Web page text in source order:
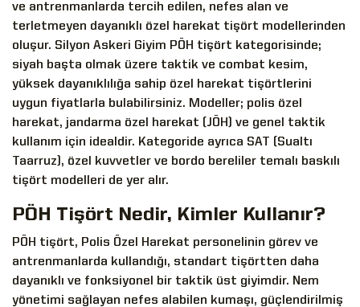
ve antrenmanlarda tercih edilen, nefes alan ve
terletmeyen dayanıklı özel harekat tişört modellerinden
oluşur. Silyon Askeri Giyim PÖH tişört kategorisinde;
siyah başta olmak üzere taktik ve combat kesim,
yüksek dayanıklılığa sahip özel harekat tişörtlerini
uygun fiyatlarla bulabilirsiniz. Modeller; polis özel
harekat, jandarma özel harekat (JÖH) ve genel taktik
kullanım için idealdir. Kategoride ayrıca SAT (Sualtı
Taarruz), özel kuvvetler ve bordo bereliler temalı baskılı
tişört modelleri de yer alır.
PÖH Tişört Nedir, Kimler Kullanır?
PÖH tişört, Polis Özel Harekat personelinin görev ve
antrenmanlarda kullandığı, standart tişörtten daha
dayanıklı ve fonksiyonel bir taktik üst giyimdir. Nem
yönetimi sağlayan nefes alabilen kumaşı, güçlendirilmiş